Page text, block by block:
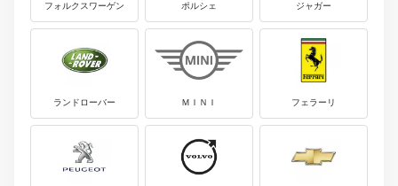
フォルクスワーゲン ポルシェ ジャガー
ランドローバー ＭＩＮＩ フェラーリ